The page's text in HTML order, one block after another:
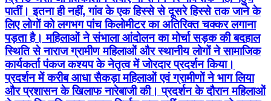
पातीं। इतना ही नहीं, गांव के एक हिस्से से दूसरे हिस्से तक जाने के
लिए लोगों को लगभग पांच किलोमीटर का अतिरिक्त चक्कर लगाना
पड़ता है। महिलाओं ने संभाला आंदोलन का मोर्चा सड़क की बदहाल
स्थिति से नाराज ग्रामीण महिलाओं और स्थानीय लोगों ने सामाजिक
कार्यकर्ता पंकज कश्यप के नेतृत्व में जोरदार प्रदर्शन किया।
प्रदर्शन में करीब आधा सैकड़ा महिलाओं एवं ग्रामीणों ने भाग लिया
और प्रशासन के खिलाफ नारेबाजी की। प्रदर्शन के दौरान महिलाओं